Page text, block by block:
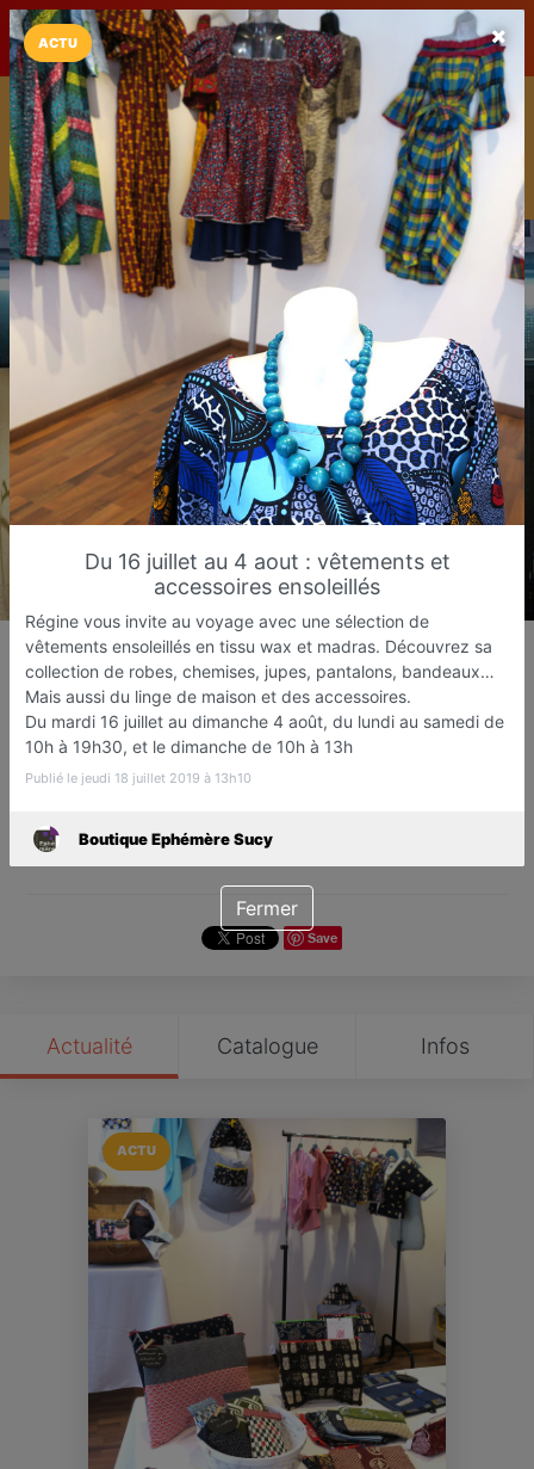
LaCarte LaCarte sur
Play Store
Installez l'App LaCarte
Téléchargez gratuitement l'app LaCarte pour suivre vos
commerces favoris et ne rien rater !
Télécharger Plus tard
Boutique Ephémère Sucy
Boutique Éphémère
Sucy-en-Brie
Favori Contacter
Ouvre dès 10:00
Save
Actualité Catalogue Infos
ACTU
ACTU
Du 16 juillet au 4 aout : vêtements et
accessoires ensoleillés
Régine vous invite au voyage avec une sélection de
vêtements ensoleillés en tissu wax et madras. Découvrez sa
collection de robes, chemises, jupes, pantalons, bandeaux…
Mais aussi du linge de maison et des accessoires.
Du mardi 16 juillet au dimanche 4 août, du lundi au samedi de
10h à 19h30, et le dimanche de 10h à 13h
Publié le jeudi 18 juillet 2019 à 13h10
Boutique Ephémère Sucy
Fermer